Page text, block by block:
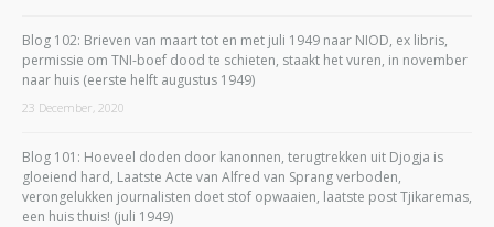
Blog 102: Brieven van maart tot en met juli 1949 naar NIOD, ex libris,
permissie om TNI-boef dood te schieten, staakt het vuren, in november
naar huis (eerste helft augustus 1949)
23 December, 2020
Blog 101: Hoeveel doden door kanonnen, terugtrekken uit Djogja is
gloeiend hard, Laatste Acte van Alfred van Sprang verboden,
verongelukken journalisten doet stof opwaaien, laatste post Tjikaremas,
een huis thuis! (juli 1949)